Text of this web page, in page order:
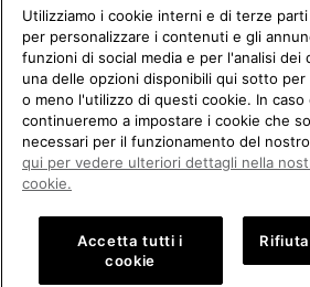
Italia
©2026Columbia Sportswear Company.
Petit-Lancy Switzerland. Tutti i diritti riservati.
Politica sulla privacy Termini di utilizzo
Condizioni Generali di Vendita
BENVENUTO/A
SELEZIONA IL
Shopping online
Utilizziamo i cookie interni e di terze
per personalizzare i contenuti e gli
funzioni di social media e per l'analisi dei
una delle opzioni disponibili qui sotto
o meno l'utilizzo di questi cookie. In caso
continueremo a impostare i cookie che
necessari per il funzionamento del
qui per vedere ulteriori dettagli nella
cookie.
Accetta tutti i
cookie